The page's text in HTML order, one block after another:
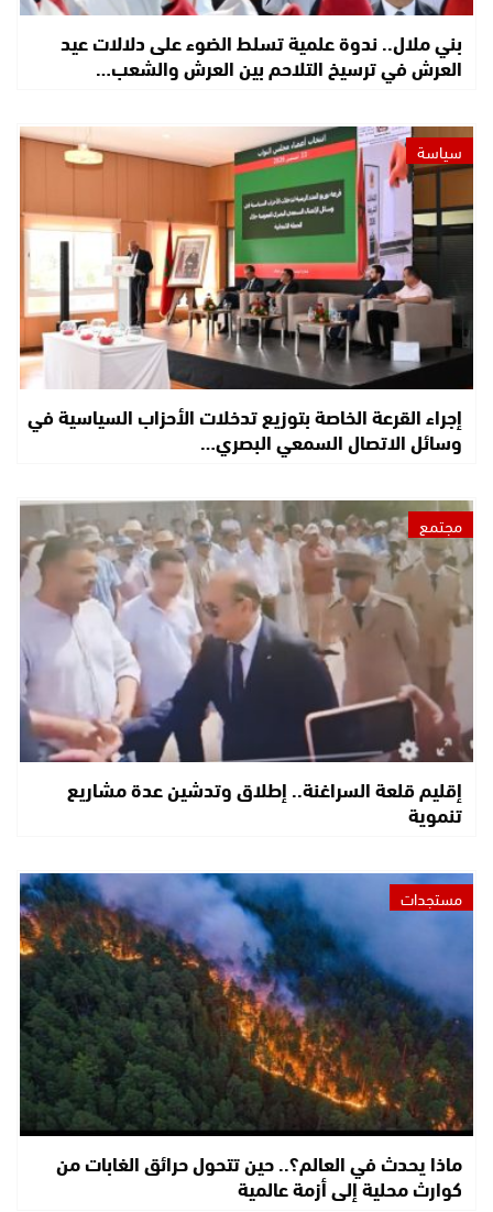
بني ملال.. ندوة علمية تسلط الضوء على دلالات عيد
العرش في ترسيخ التلاحم بين العرش والشعب…
سياسة
إجراء القرعة الخاصة بتوزيع تدخلات الأحزاب السياسية في
وسائل الاتصال السمعي البصري…
مجتمع
إقليم قلعة السراغنة.. إطلاق وتدشين عدة مشاريع
تنموية
مستجدات
ماذا يحدث في العالم؟.. حين تتحول حرائق الغابات من
كوارث محلية إلى أزمة عالمية